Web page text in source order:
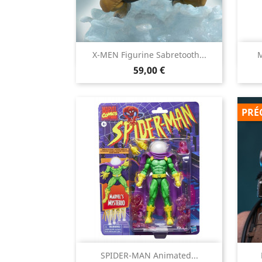
X-MEN Figurine Sabretooth...
Prix
59,00 €
Aperçu rapide
SPIDER-MAN Animated...
Aperçu rapide